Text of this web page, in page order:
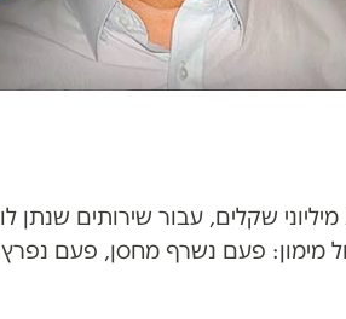
מיליוני שקלים, עבור שירותים
מימון: פעם נשרף מחסן, פעם